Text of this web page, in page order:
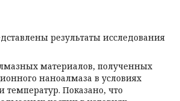
результаты исследования
материалов, полученных
наноалмаза в условиях
Показано, что